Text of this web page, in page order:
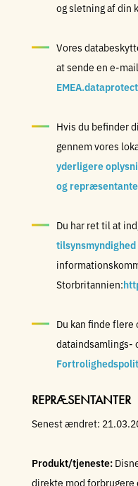
og sletning af din
Vores
at sende en e-
Hvis du befinder
gennem vores
yderligere
og
Du har ret til at
Storbritannien:
Du kan finde flere
dataindsamlings-
REPRÆSENTANTER
Senest ændret:
Produkt/tjeneste:
direkte mod forbrugere